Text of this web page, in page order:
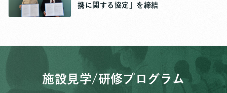
携に関する協定」を締結
施設見学/研修プログラム